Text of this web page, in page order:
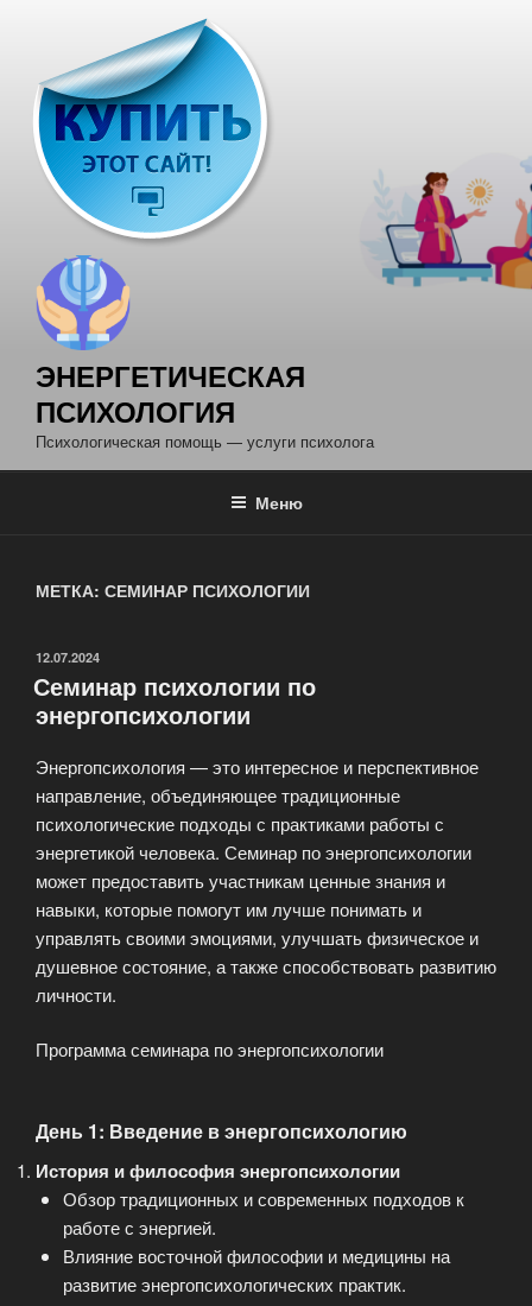
содержимому
ЭНЕРГЕТИЧЕСКАЯ
ПСИХОЛОГИЯ
Психологическая помощь — услуги психолога
Меню
МЕТКА: СЕМИНАР ПСИХОЛОГИИ
ОПУБЛИКОВАНО
12.07.2024
Семинар психологии по
энергопсихологии
Энергопсихология — это интересное и перспективное
направление, объединяющее традиционные
психологические подходы с практиками работы с
энергетикой человека. Семинар по энергопсихологии
может предоставить участникам ценные знания и
навыки, которые помогут им лучше понимать и
управлять своими эмоциями, улучшать физическое и
душевное состояние, а также способствовать развитию
личности.
Программа семинара по энергопсихологии
День 1: Введение в энергопсихологию
История и философия энергопсихологии
Обзор традиционных и современных подходов к
работе с энергией.
Влияние восточной философии и медицины на
развитие энергопсихологических практик.